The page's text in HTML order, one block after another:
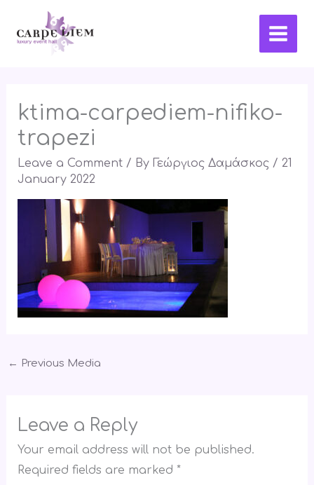
Main
ktima-carpediem-nifiko-
trapezi
Leave a Comment / By Γεώργιος Δαμάσκος / 21
January 2022
← Previous Media
Leave a Reply
Your email address will not be published.
Required fields are marked *